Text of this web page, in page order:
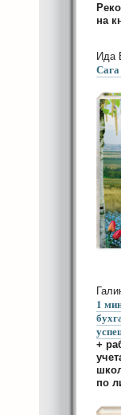
на
Ида
1
+
по